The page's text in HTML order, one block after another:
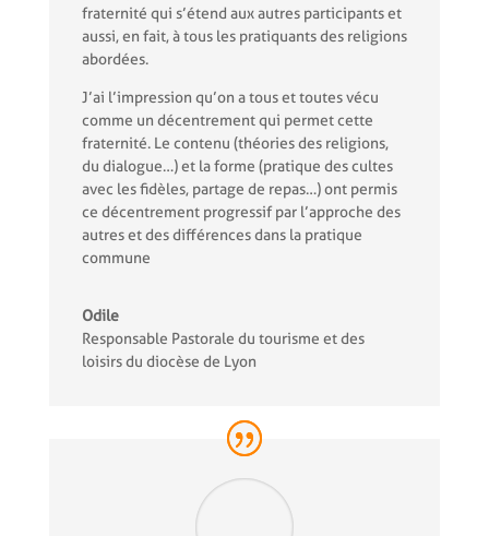
fraternité qui s’étend aux autres participants et
aussi, en fait, à tous les pratiquants des religions
abordées.
J’ai l’impression qu’on a tous et toutes vécu
comme un décentrement qui permet cette
fraternité. Le contenu (théories des religions,
du dialogue…) et la forme (pratique des cultes
avec les fidèles, partage de repas…) ont permis
ce décentrement progressif par l’approche des
autres et des différences dans la pratique
commune
Odile
Responsable Pastorale du tourisme et des
loisirs du diocèse de Lyon